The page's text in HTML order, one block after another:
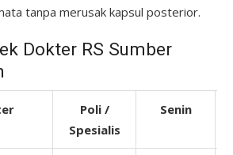
tanpa merusak kapsul posterior.
Dokter RS Sumber
Poli /
Spesialis
Senin